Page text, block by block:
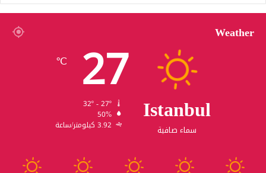
Weather
Istanbul
سماء صافية
27
℃
50%
3.92 كيلومتر/ساعة